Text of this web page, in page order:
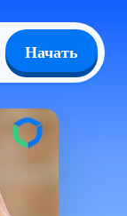
Начать